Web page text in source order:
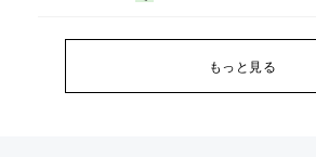
もっと見る